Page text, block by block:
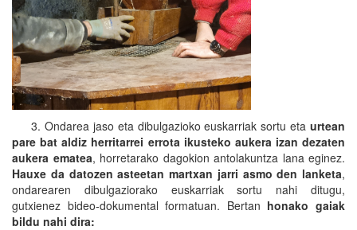
3. Ondarea jaso eta dibulgazioko euskarriak sortu eta urtean
pare bat aldiz herritarrei errota ikusteko aukera izan dezaten
aukera ematea, horretarako dagokion antolakuntza lana eginez.
Hauxe da datozen asteetan martxan jarri asmo den lanketa,
ondarearen dibulgaziorako euskarriak sortu nahi ditugu,
gutxienez bideo-dokumental formatuan. Bertan honako gaiak
bildu nahi dira: